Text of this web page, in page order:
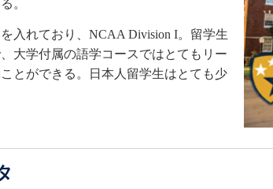
。
入れており、NCAA Division I。留学生
大学付属の語学コースではとてもリー
とができる。日本人留学生はとても少